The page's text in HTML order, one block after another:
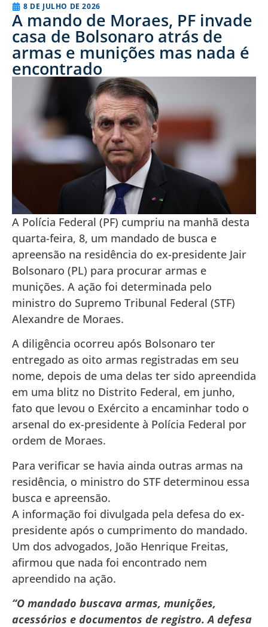
8 DE JULHO DE 2026
A mando de Moraes, PF invade
casa de Bolsonaro atrás de
armas e munições mas nada é
encontrado
A Polícia Federal (PF) cumpriu na manhã desta
quarta-feira, 8, um mandado de busca e
apreensão na residência do ex-presidente Jair
Bolsonaro (PL) para procurar armas e
munições. A ação foi determinada pelo
ministro do Supremo Tribunal Federal (STF)
Alexandre de Moraes.
A diligência ocorreu após Bolsonaro ter
entregado as oito armas registradas em seu
nome, depois de uma delas ter sido apreendida
em uma blitz no Distrito Federal, em junho,
fato que levou o Exército a encaminhar todo o
arsenal do ex-presidente à Polícia Federal por
ordem de Moraes.
Para verificar se havia ainda outras armas na
residência, o ministro do STF determinou essa
busca e apreensão.
A informação foi divulgada pela defesa do ex-
presidente após o cumprimento do mandado.
Um dos advogados, João Henrique Freitas,
afirmou que nada foi encontrado nem
apreendido na ação.
“O mandado buscava armas, munições,
acessórios e documentos de registro. A defesa